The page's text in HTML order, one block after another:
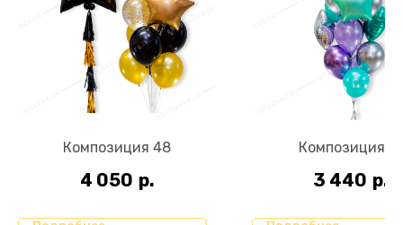
Композиция 48
4 050 р.
Композиция 17
3 440 р.